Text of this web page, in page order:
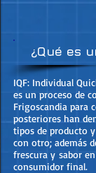
¿Qué es
IQF: Individual
es un proceso de
Frigoscandia para
posteriores han
tipos de producto
con otro; además
frescura y sabor
consumidor final.